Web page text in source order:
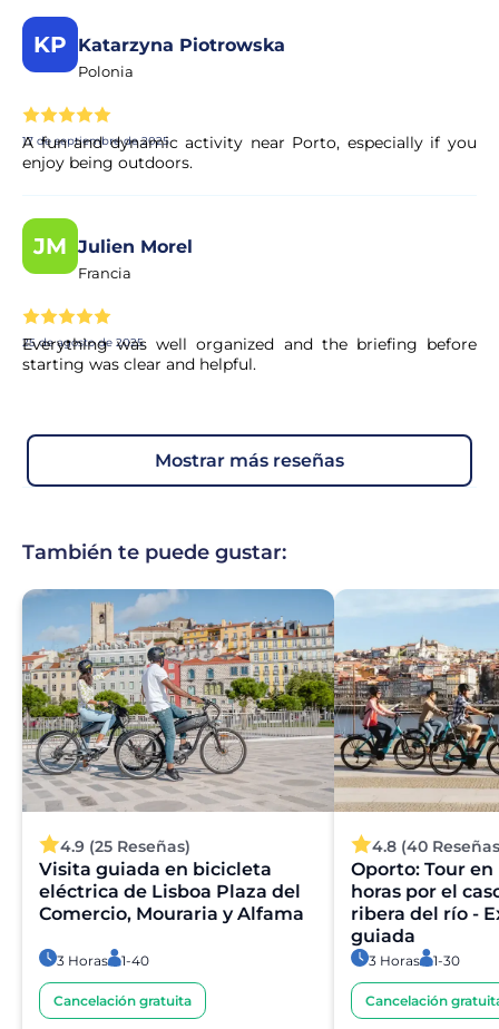
KP Katarzyna Piotrowska
Polonia
17 de septiembre de 2025
A fun and dynamic activity near Porto, especially if you
enjoy being outdoors.
JM Julien Morel
Francia
25 de agosto de 2025
Everything was well organized and the briefing before
starting was clear and helpful.
mostrar más reseñas
También te puede gustar:
4.9 (25 Reseñas)
Visita guiada en bicicleta
eléctrica de Lisboa Plaza del
Comercio, Mouraria y Alfama
3 Horas 1-40
Cancelación gratuita
4.8 (40
Oporto: Tour
horas por el
ribera del río -
guiada
3 Horas 1-30
Cancelación